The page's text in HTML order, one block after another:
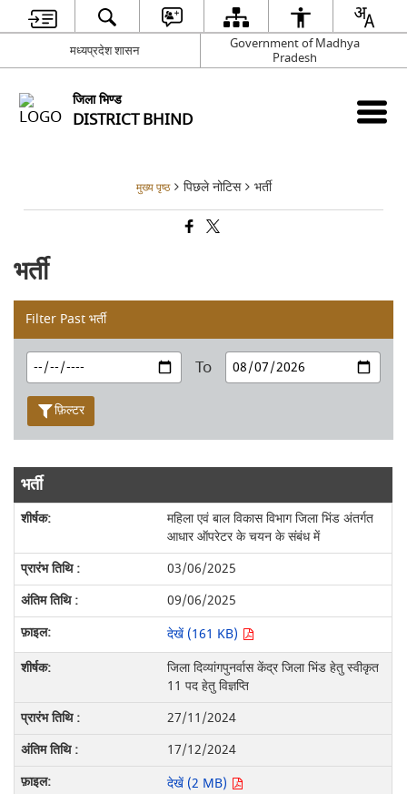
मध्यप्रदेश शासन
Government of Madhya
Pradesh
जिला भिण्‍ड
DISTRICT BHIND
मुख्य पृष्ठ पिछले नोटिस भर्ती
भर्ती
Filter Past भर्ती
To
फ़िल्टर
भर्ती
महिला एवं बाल विकास विभाग जिला भिंड अंतर्गत
आधार ऑपरेटर के चयन के संबंध में
03/06/2025
09/06/2025
देखें (161 KB)
जिला दिव्यांगपुनर्वास केंद्र जिला भिंड हेतु स्वीकृत
11 पद हेतु विज्ञप्ति
27/11/2024
17/12/2024
देखें (2 MB)